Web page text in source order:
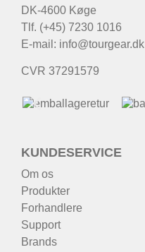
DK-4600 Køge
Tlf. (+45) 7230 1016
E-mail: info@tourgear.dk
CVR 37291579
KUNDESERVICE
Om os
Produkter
Forhandlere
Support
Brands